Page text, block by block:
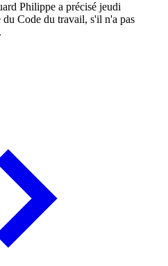
Philippe a précisé jeudi
Code du travail, s'il n'a pas